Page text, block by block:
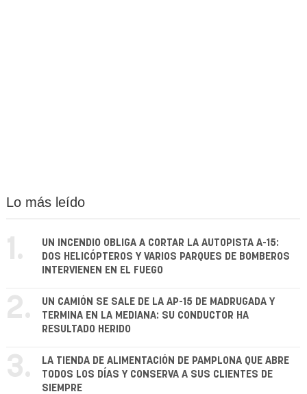
Lo más leído
1.
UN INCENDIO OBLIGA A CORTAR LA AUTOPISTA A-15:
DOS HELICÓPTEROS Y VARIOS PARQUES DE BOMBEROS
INTERVIENEN EN EL FUEGO
2.
UN CAMIÓN SE SALE DE LA AP-15 DE MADRUGADA Y
TERMINA EN LA MEDIANA: SU CONDUCTOR HA
RESULTADO HERIDO
3.
LA TIENDA DE ALIMENTACIÓN DE PAMPLONA QUE ABRE
TODOS LOS DÍAS Y CONSERVA A SUS CLIENTES DE
SIEMPRE